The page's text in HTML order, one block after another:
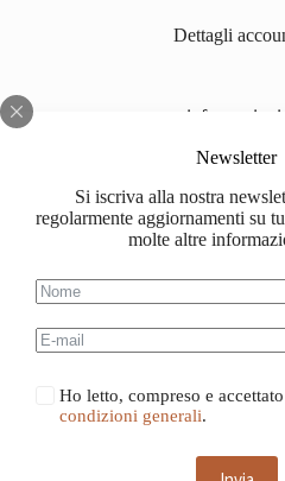
Newsletter
Si iscriva alla nostra
regolarmente aggiornamenti su
molte altre
Ho letto, compreso e
condizioni generali.
Dettagli
informazioni
Chi siamo
Impressum
Informazioni
Condizioni generali